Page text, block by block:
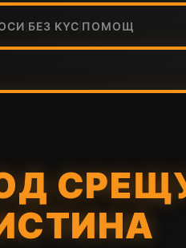
БЕЗ KYC ПОМОЩ